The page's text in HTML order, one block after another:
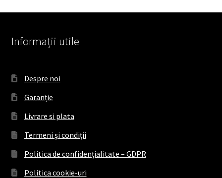
Informații utile
Despre noi
Garanție
Livrare si plata
Termeni și condiții
Politica de confidențialitate – GDPR
Politica cookie-uri